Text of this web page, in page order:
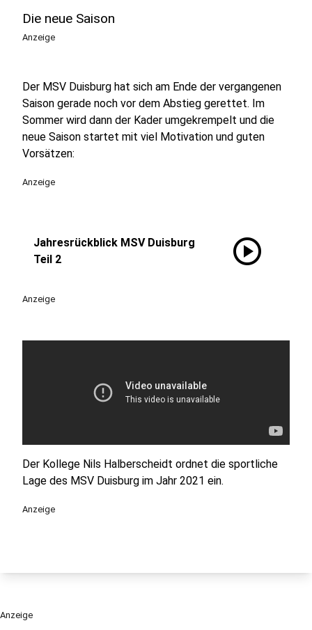
Die neue Saison
Anzeige
Der MSV Duisburg hat sich am Ende der vergangenen
Saison gerade noch vor dem Abstieg gerettet. Im
Sommer wird dann der Kader umgekrempelt und die
neue Saison startet mit viel Motivation und guten
Vorsätzen:
Anzeige
Jahresrückblick MSV Duisburg
Teil 2
play_circle
Anzeige
Der Kollege Nils Halberscheidt ordnet die sportliche
Lage des MSV Duisburg im Jahr 2021 ein.
Anzeige
Anzeige